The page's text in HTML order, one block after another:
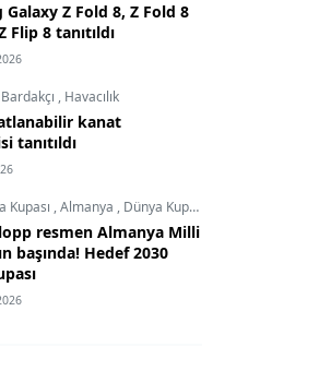
Galaxy Z Fold 8, Z Fold 8
Flip 8 tanıtıldı
, Havacılık
kanat
tanıtıldı
Kupası ,Almanya , Dünya Kupası
resmen Almanya Milli
başında! Hedef 2030